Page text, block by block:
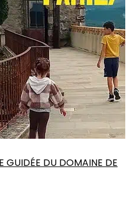
GUIDÉE DU DOMAINE DE